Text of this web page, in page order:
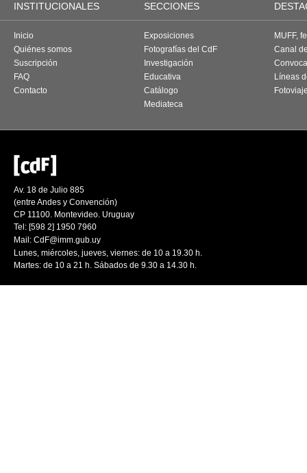
INSTITUCIONALES SECCIONES
Inicio
Quiénes somos
Suscripción
FAQ
Contacto
Exposiciones
Fotografías del CdF
Investigación
Educativa
Catálogo
Mediateca
MUFF,
Canal
Líneas
Av. 18 de Julio 885
(entre Andes y Convención)
CP 11100. Montevideo. Uruguay
Tel: [598 2] 1950 7960
Mail: CdF@imm.gub.uy
Lunes, miércoles, jueves, viernes: de 10 a 19.30 h.
Martes: de 10 a 21 h. Sábados de 9.30 a 14.30 h.